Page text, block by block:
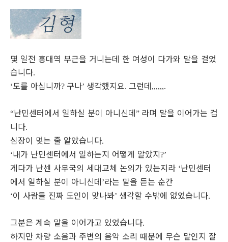
몇 일전 홍대역 부근을 거니는데 한 여성이 다가와 말을 걸었
습니다.
‘도를 아십니까? 구나’ 생각했지요. 그런데,,,,,,.
“난민센터에서 일하실 분이 아니신데” 라며 말을 이어가는 겁
니다.
심장이 멎는 줄 알았습니다.
‘내가 난민센터에서 일하는지 어떻게 알았지?’
게다가 난센 사무국의 세대교체 논의가 있는지라 ‘난민센터
에서 일하실 분이 아니신데’라는 말을 듣는 순간
‘이 사람들 진짜 도인이 맞나봐’ 생각할 수밖에 없었습니다.
그분은 계속 말을 이어가고 있었습니다.
하지만 차량 소음과 주변의 음악 소리 때문에 무슨 말인지 잘